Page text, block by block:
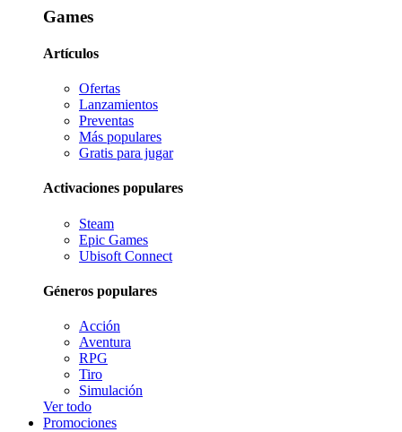
Games
Artículos
Ofertas
Lanzamientos
Preventas
Más populares
Gratis para jugar
Activaciones populares
Steam
Epic Games
Ubisoft Connect
Géneros populares
Acción
Aventura
RPG
Tiro
Simulación
Ver todo
Promociones